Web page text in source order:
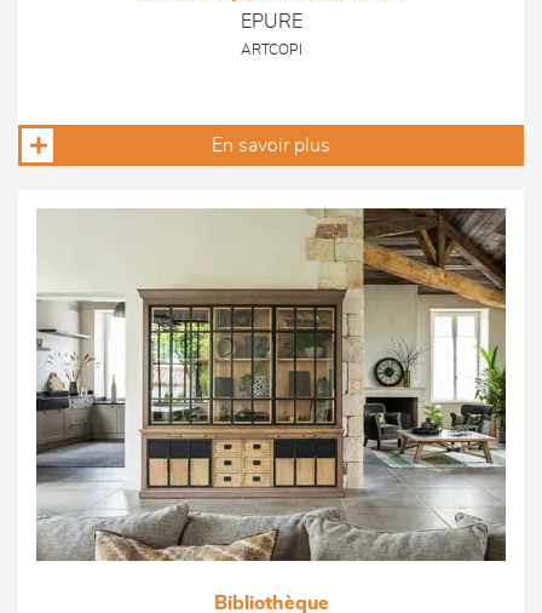
EPURE
ARTCOPI
En savoir plus
Bibliothèque